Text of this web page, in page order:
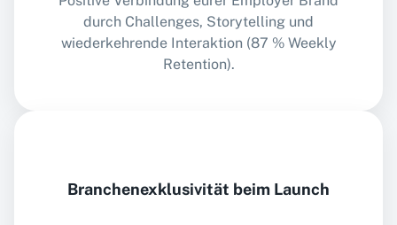
durch Challenges, Storytelling und
wiederkehrende Interaktion (87 % Weekly
Retention).
Branchenexklusivität beim Launch